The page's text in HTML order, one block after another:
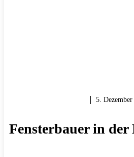
5.
Fensterbauer in der